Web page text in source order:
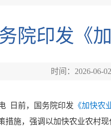
院印发《
时间：2026-06-02
日前，国务院印发 《加快农
措施，强调以加快农业农村